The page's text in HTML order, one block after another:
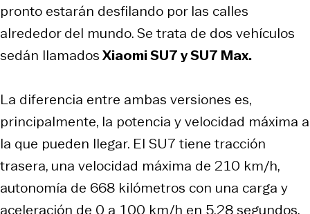
pronto estarán desfilando por las calles
alrededor del mundo. Se trata de dos vehículos
sedán llamadosXiaomi SU7 y SU7 Max.
La diferencia entre ambas versiones es,
principalmente, la potencia y velocidad máxima a
la que pueden llegar. El SU7 tiene tracción
trasera, una velocidad máxima de 210 km/h,
autonomía de 668 kilómetros con una carga y